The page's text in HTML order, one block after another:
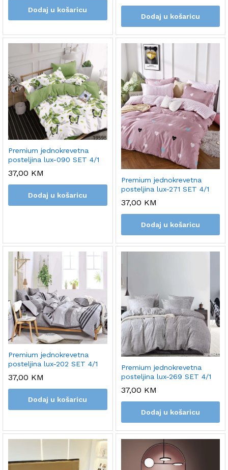
Dodaj u košaricu
Dodaj u košaricu
Premium jednokrevetna
posteljina lux-090 SET 4/1
37,00 KM
Dodaj u košaricu
Premium jednokrevetna
posteljina lux-271 SET 4/1
37,00 KM
Dodaj u košaricu
Premium jednokrevetna
posteljina lux-202 SET 4/1
37,00 KM
Dodaj u košaricu
Premium jednokrevetna
posteljina lux-269 SET 4/1
37,00 KM
Dodaj u košaricu